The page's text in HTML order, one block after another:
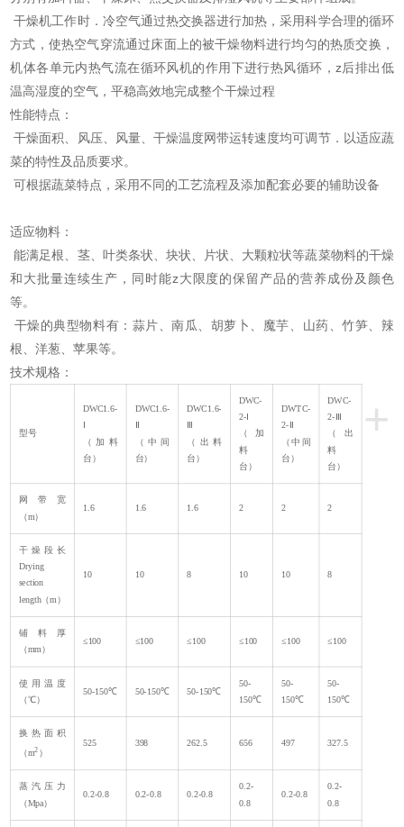
干燥机工作时．冷空气通过热交换器进行加热，采用科学合理的循环
方式，使热空气穿流通过床面上的被干燥物料进行均匀的热质交换，
机体各单元内热气流在循环风机的作用下进行热风循环，z后排出低
温高湿度的空气，平稳高效地完成整个干燥过程
性能特点：
干燥面积、风压、风量、干燥温度网带运转速度均可调节．以适应蔬
菜的特性及品质要求。
可根据蔬菜特点，采用不同的工艺流程及添加配套必要的辅助设备
适应物料：
能满足根、茎、叶类条状、块状、片状、大颗粒状等蔬菜物料的干燥
和大批量连续生产，同时能z大限度的保留产品的营养成份及颜色
等。
干燥的典型物料有：蒜片、南瓜、胡萝卜、魔芋、山药、竹笋、辣
根、洋葱、苹果等。
技术规格：
+
型号
DWC1.6-
（加料
台）
DWC1.6-
（中间
台）
DWC1.6-
（出料
台）
DWC-
2-Ⅰ
（加
料
台）
DWTC-
2-Ⅱ
（中间
台）
DWC-
2-Ⅲ
（出
料
台）
网带宽
（m）
1.6 1.6 1.6 2 2 2
干燥段长
Drying
section
length（m）
10 10 8 10 10 8
铺料厚
（mm）
≤100 ≤100 ≤100 ≤100 ≤100 ≤100
使用温度
（℃）
50-150℃ 50-150℃ 50-150℃
50-
150℃
50-
150℃
50-
150℃
换热面积
（m2 ）
525 398 262.5 656 497 327.5
蒸汽压力
（Mpa）
0.2-0.8 0.2-0.8 0.2-0.8
0.2-
0.8
0.2-0.8
0.2-
0.8